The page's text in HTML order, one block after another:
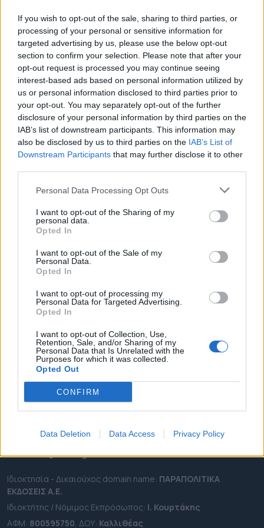
If you wish to opt-out of the sale, sharing to third parties, or
processing of your personal or sensitive information for
targeted advertising by us, please use the below opt-out
section to confirm your selection. Please note that after your
opt-out request is processed you may continue seeing
interest-based ads based on personal information utilized by
us or personal information disclosed to third parties prior to
your opt-out. You may separately opt-out of the further
disclosure of your personal information by third parties on the
IAB’s list of downstream participants. This information may
also be disclosed by us to third parties on the IAB’s List of
Downstream Participants that may further disclose it to other
Personal Data Processing Opt Outs
I want to opt-out of the Sharing of my
personal data.
Opted In
I want to opt-out of the Sale of my
Personal Data.
Opted In
I want to opt-out of processing my
Personal Data for Targeted Advertising.
Opted In
I want to opt-out of Collection, Use,
Retention, Sale, and/or Sharing of my
Personal Data that Is Unrelated with the
Purposes for which it was collected.
Opted Out
CONFIRM
Data Deletion Data Access Privacy Policy
Ανεξέλεγκτες διαστάσεις έχει λάβει πλέον, σε όλη
τη χώρα το φαινόμενο των βανδαλισμών σε
δημόσιους χώρους και υποδομές, με τους δράστες
να σπάνε αδιακρίτως, ότι βρίσκουν μπροστά τους.
Χαρακτηριστικό παράδειγμα του προβλήματος και
της παντελούς έλλειψης κοινωνικής συνείδησης των
δραστών, το περιστατικό που από την Κυριακή το
πρωί έχει προκαλέσει την οργή των κατοίκων του
[…]
04.05.2026 - 08.44
ΕΠΙΚΑΙΡΟΤΗΤΑ
ΠΕΡΙΦΕΡΕΙΕΣ
OTA LEAKS
ΑΠΟΨΕΙΣ
ΠΡΟΣΛΗΨΕΙΣ
e-ota.gr | Ταυτότητα
Ταχ. Διεύθυνση:Λεωφόρος Ανδρέα Συγγρού 188, 17671,
2111091100
Εmail:info@e-ota.gr
Ιδιοκτησία - Δικαιούχος domain name: ΠΑΡΑΠΟΛΙΤΙΚΑ
ΕΚΔΟΣΕΙΣ A.E.
Ιδιοκτήτης / Νόμιμος Εκπρόσωπος: Ι. Κουρτάκης
ΑΦΜ: 800595750 , ΔΟΥ: Καλλιθέας